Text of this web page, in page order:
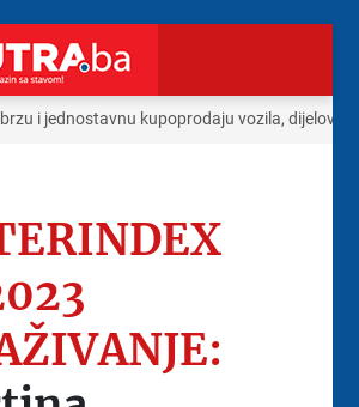
i jednostavnu kupoprodaju vozila, dijelova i